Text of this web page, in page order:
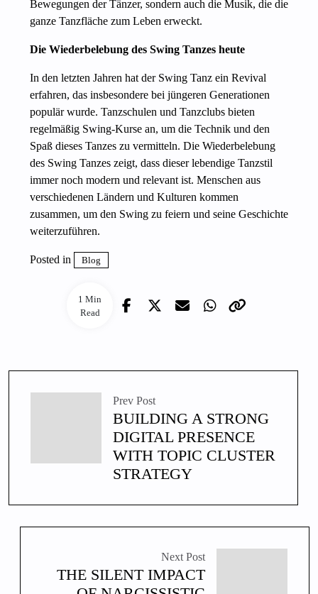
1 Min
Read
Bewegungen der Tänzer, sondern auch die Musik, die die
ganze Tanzfläche zum Leben erweckt.
Die Wiederbelebung des Swing Tanzes heute
In den letzten Jahren hat der Swing Tanz ein Revival
erfahren, das insbesondere bei jüngeren Generationen
populär wurde. Tanzschulen und Tanzclubs bieten
regelmäßig Swing-Kurse an, um die Technik und den
Spaß dieses Tanzes zu vermitteln. Die Wiederbelebung
des Swing Tanzes zeigt, dass dieser lebendige Tanzstil
immer noch modern und relevant ist. Menschen aus
verschiedenen Ländern und Kulturen kommen
zusammen, um den Swing zu feiern und seine Geschichte
weiterzuführen.
Posted in Blog
Prev Post
BUILDING A STRONG
DIGITAL PRESENCE
WITH TOPIC CLUSTER
STRATEGY
Next Post
THE SILENT IMPACT